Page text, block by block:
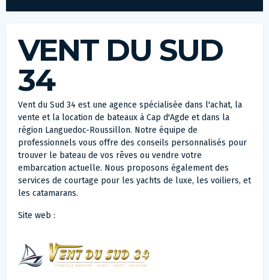
VENT DU SUD
34
Vent du Sud 34 est une agence spécialisée dans l'achat, la
vente et la location de bateaux à Cap d'Agde et dans la
région Languedoc-Roussillon. Notre équipe de
professionnels vous offre des conseils personnalisés pour
trouver le bateau de vos rêves ou vendre votre
embarcation actuelle. Nous proposons également des
services de courtage pour les yachts de luxe, les voiliers, et
les catamarans.
Site web :